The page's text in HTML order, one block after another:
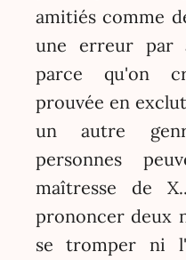
amitiés comme
une erreur par
parce qu'on
prouvée en
un autre
personnes
maîtresse de
prononcer deux
se tromper ni